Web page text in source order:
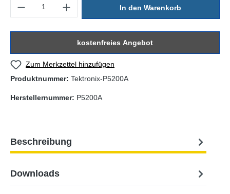
In den Warenkorb
kostenfreies Angebot
Zum Merkzettel hinzufügen
Produktnummer: Tektronix-P5200A
Herstellernummer: P5200A
Beschreibung
Downloads